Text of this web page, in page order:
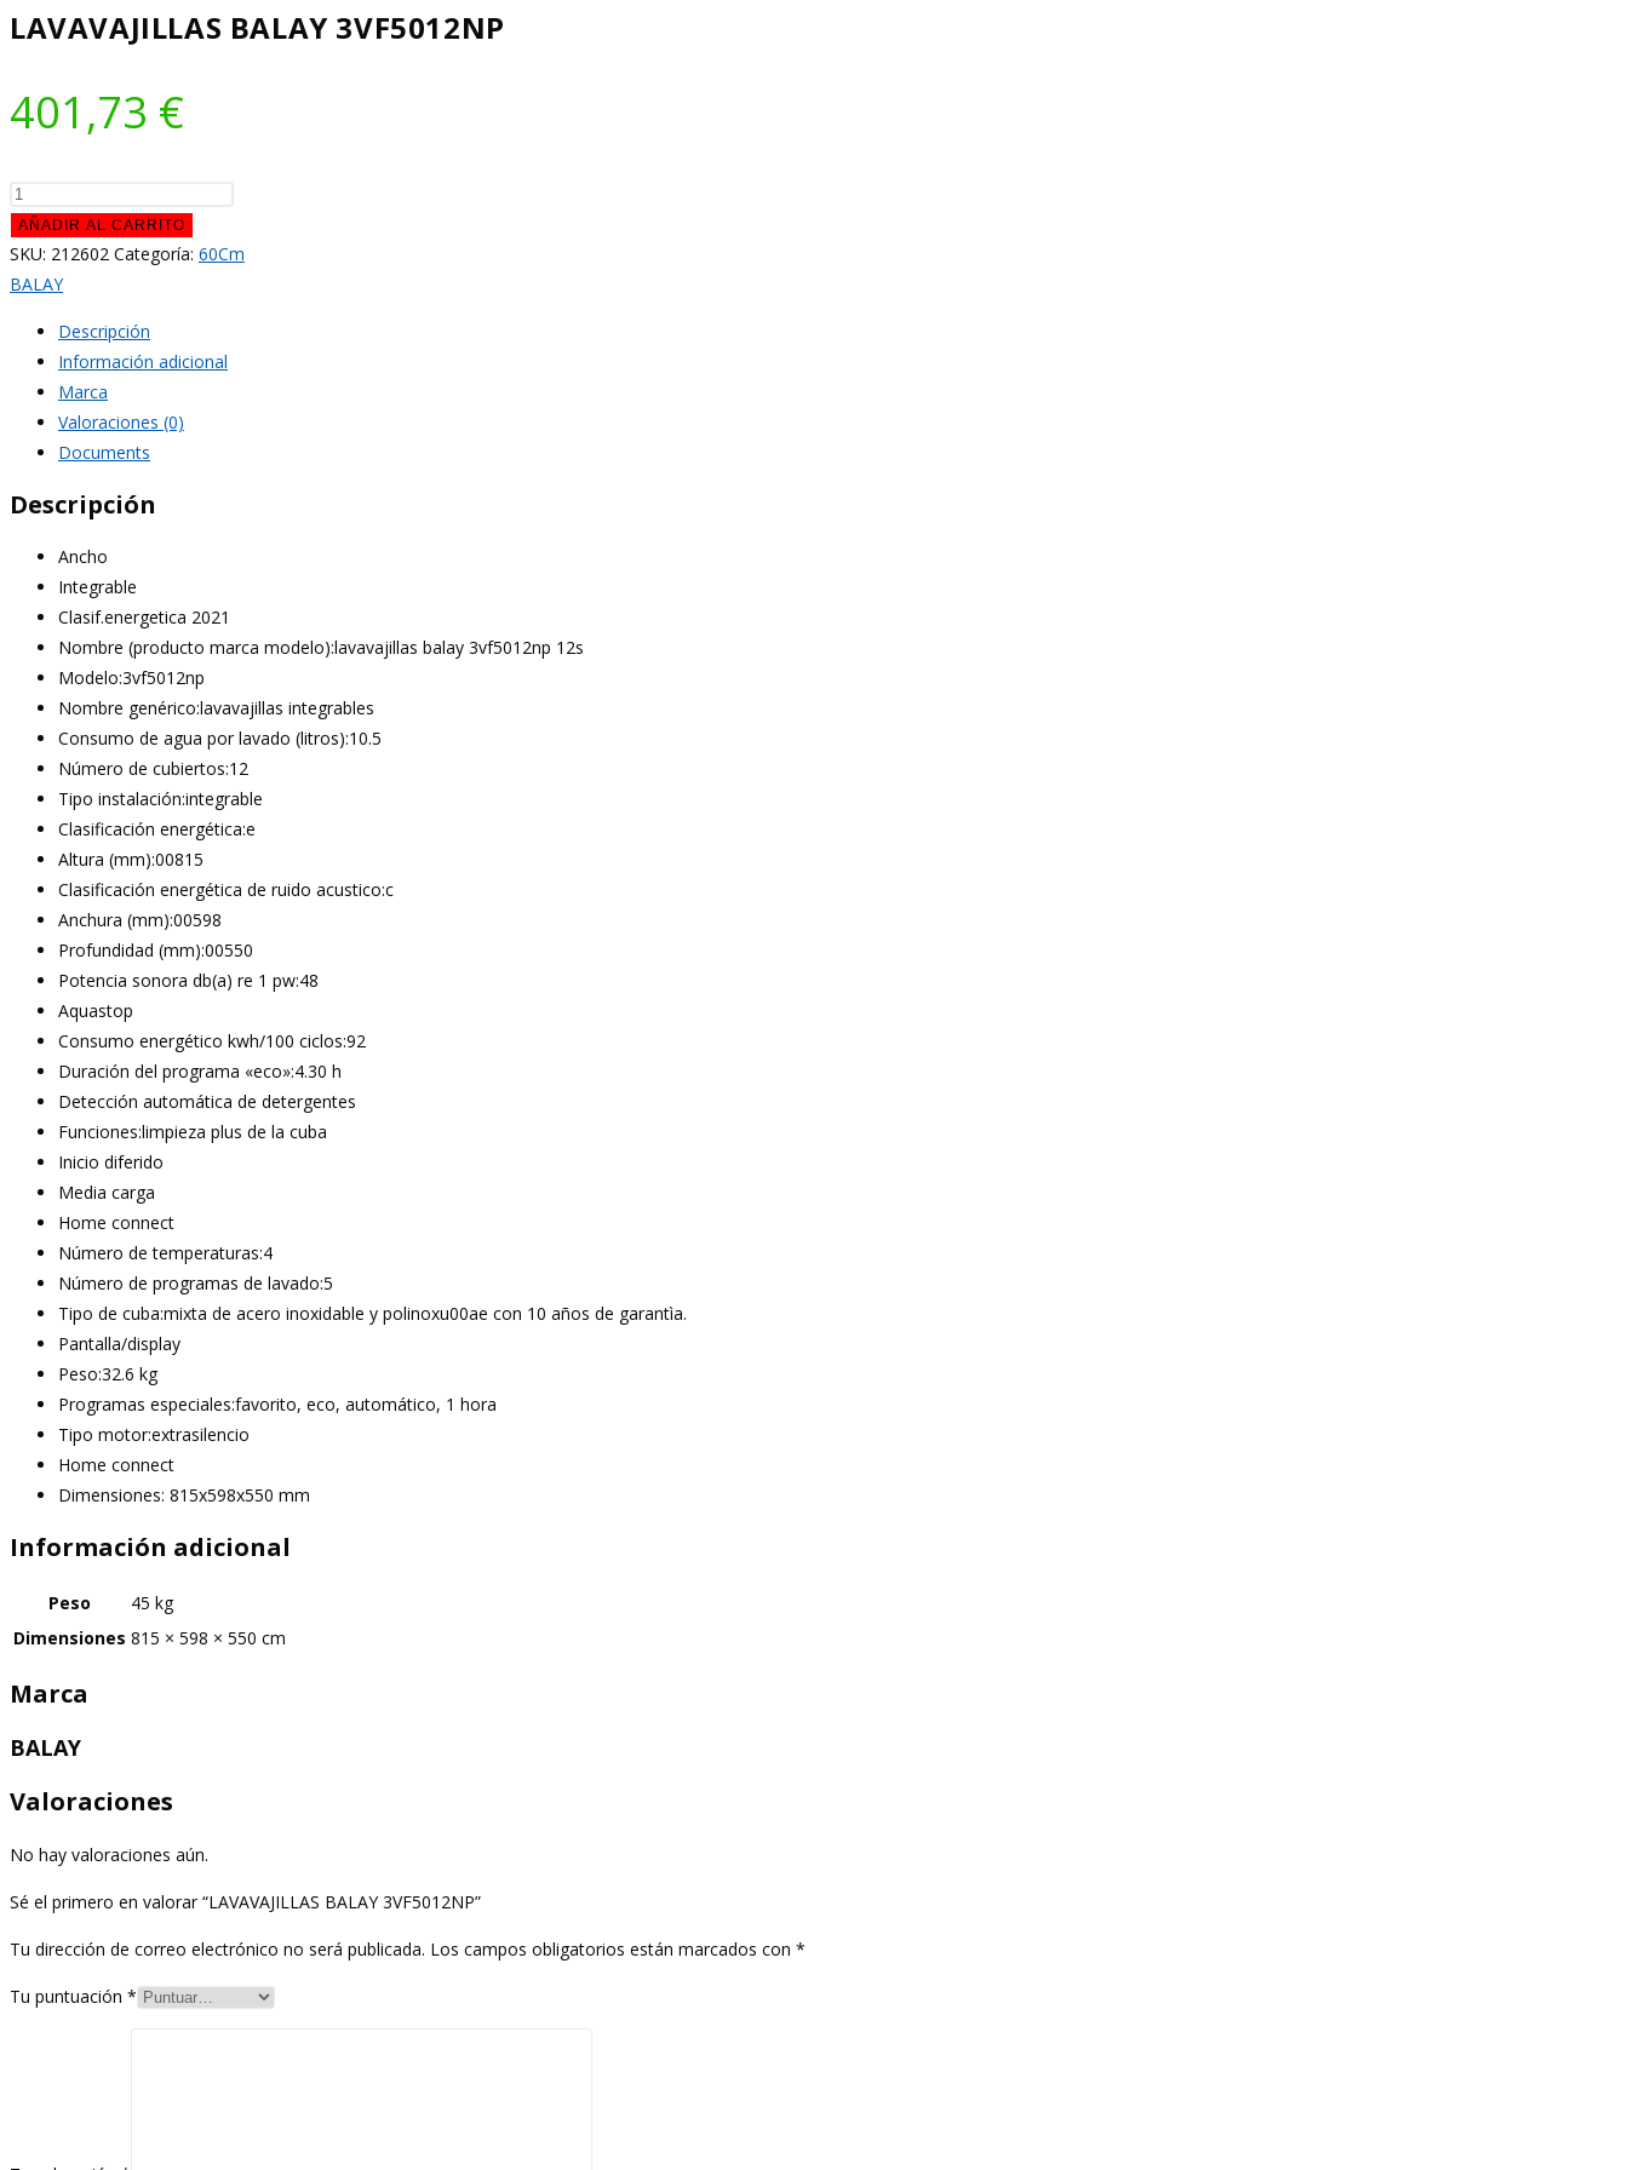
LAVAVAJILLAS BALAY 3VF5012NP
401,73 €
LAVAVAJILLAS
BALAY
3VF5012NP
cantidad
AÑADIR AL CARRITO
SKU: 212602 Categoría: 60Cm
BALAY
Descripción
Información adicional
Marca
Valoraciones (0)
Documents
Descripción
Ancho
Integrable
Clasif.energetica 2021
Nombre (producto marca modelo):lavavajillas balay 3vf5012np 12s
Modelo:3vf5012np
Nombre genérico:lavavajillas integrables
Consumo de agua por lavado (litros):10.5
Número de cubiertos:12
Tipo instalación:integrable
Clasificación energética:e
Altura (mm):00815
Clasificación energética de ruido acustico:c
Anchura (mm):00598
Profundidad (mm):00550
Potencia sonora db(a) re 1 pw:48
Aquastop
Consumo energético kwh/100 ciclos:92
Duración del programa «eco»:4.30 h
Detección automática de detergentes
Funciones:limpieza plus de la cuba
Inicio diferido
Media carga
Home connect
Número de temperaturas:4
Número de programas de lavado:5
Tipo de cuba:mixta de acero inoxidable y polinoxu00ae con 10 años de garantìa.
Pantalla/display
Peso:32.6 kg
Programas especiales:favorito, eco, automático, 1 hora
Tipo motor:extrasilencio
Home connect
Dimensiones: 815x598x550 mm
Información adicional
Peso
45 kg
Dimensiones 815 × 598 × 550 cm
Marca
BALAY
Valoraciones
No hay valoraciones aún.
Sé el primero en valorar “LAVAVAJILLAS BALAY 3VF5012NP”
Tu dirección de correo electrónico no será publicada. Los campos obligatorios están marcados con *
Tu puntuación *